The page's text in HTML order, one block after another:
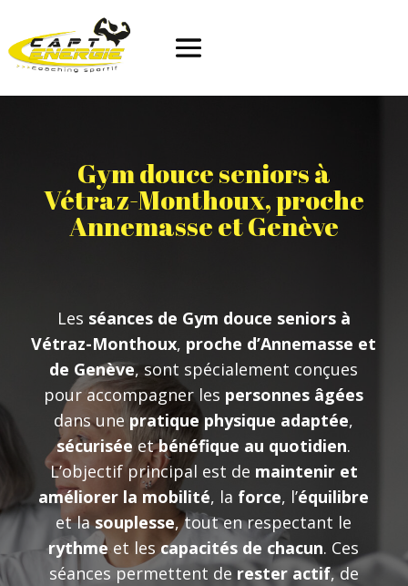
Gym douce seniors à
Vétraz-Monthoux, proche
Annemasse et Genève
Les séances de Gym douce seniors à
Vétraz-Monthoux, proche d’Annemasse et
de Genève, sont spécialement conçues
pour accompagner les personnes âgées
dans une pratique physique adaptée,
sécurisée etbénéfique au quotidien.
L’objectif principal est de maintenir et
améliorer la mobilité, la force, l’équilibre
et lasouplesse, tout en respectant le
rythme et lescapacités de chacun. Ces
séances permettent de rester actif, de